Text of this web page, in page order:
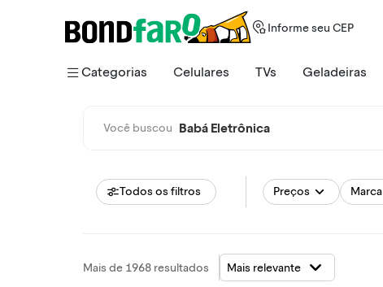
Informe seu CEP
Categorias Celulares TVs Geladeiras
Você buscou Babá Eletrônica
Todos os filtros Preços Marca
Mais de 1968 resultados